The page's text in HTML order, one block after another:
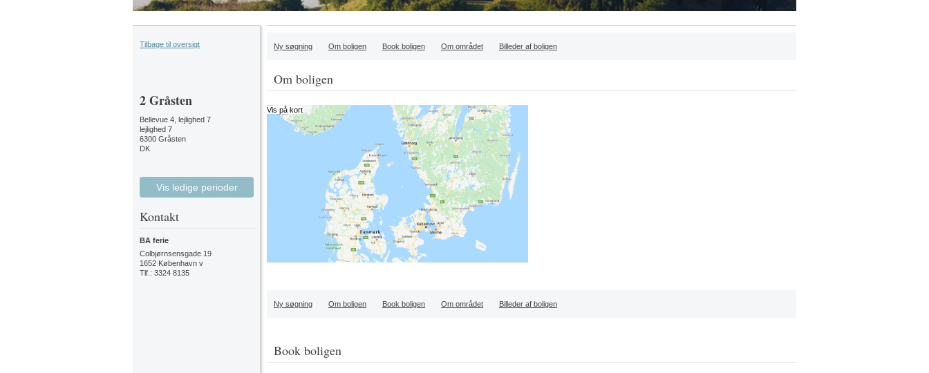
Tilbage til oversigt
2Gråsten
Bellevue 4, lejlighed 7
lejlighed 7
6300 Gråsten
DK
Vis ledige perioder
Kontakt
BA ferie
Colbjørnsensgade 19
1652 København v
Tlf.: 3324 8135
Ny søgning Om boligen Book boligen Om området Billeder af boligen
Om boligen
Vis på kort
Ny søgning Om boligen Book boligen Om området Billeder af boligen
Book boligen